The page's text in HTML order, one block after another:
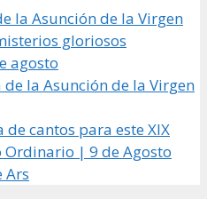
la Asunción de la Virgen
gloriosos
agosto
la Asunción de la Virgen
de cantos para este XIX
| 9 de Agosto
Ars